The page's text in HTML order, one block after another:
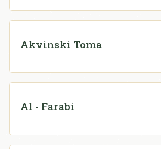
Akvinski Toma
Al - Farabi